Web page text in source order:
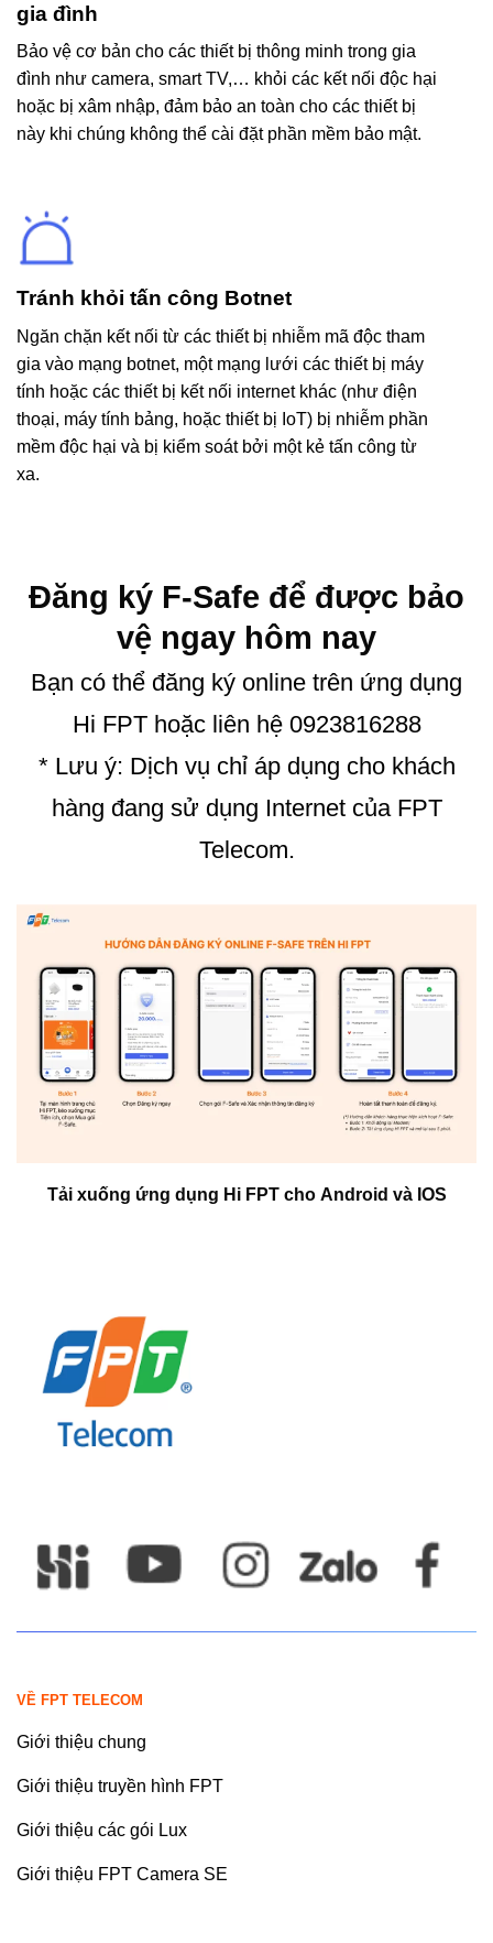
gia đình
Bảo vệ cơ bản cho các thiết bị thông minh trong gia
đình như camera, smart TV,… khỏi các kết nối độc hại
hoặc bị xâm nhập, đảm bảo an toàn cho các thiết bị
này khi chúng không thể cài đặt phần mềm bảo mật.
Tránh khỏi tấn công Botnet
Ngăn chặn kết nối từ các thiết bị nhiễm mã độc tham
gia vào mạng botnet, một mạng lưới các thiết bị máy
tính hoặc các thiết bị kết nối internet khác (như điện
thoại, máy tính bảng, hoặc thiết bị IoT) bị nhiễm phần
mềm độc hại và bị kiểm soát bởi một kẻ tấn công từ
xa.
Đăng ký F-Safe để được bảo
vệ ngay hôm nay
Bạn có thể đăng ký online trên ứng dụng
Hi FPT hoặc liên hệ 0923816288
* Lưu ý: Dịch vụ chỉ áp dụng cho khách
hàng đang sử dụng Internet của FPT
Telecom.
Tải xuống ứng dụng Hi FPT cho Android và IOS
VỀ FPT TELECOM
Giới thiệu chung
Giới thiệu truyền hình FPT
Giới thiệu các gói Lux
Giới thiệu FPT Camera SE